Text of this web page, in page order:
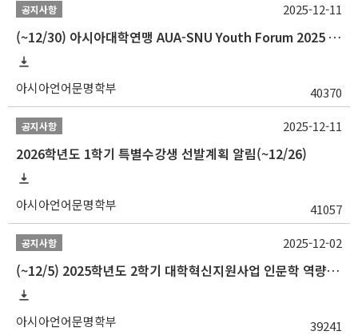
공지사항
(~12/30) 아시아대학연맹 AUA-SNU Youth Forum 2025 참가자 선발 안내
아시아언어문명학부 40370
2025-12-11
공지사항
2026학년도 1학기 특별수강생 선발계획 알림(~12/26)
아시아언어문명학부 41057
2025-12-11
공지사항
(~12/5) 2025학년도 2학기 대학혁신지원사업 인문학 역량강화 국제학술대회 참가 경비 지원 안내(2차)
아시아언어문명학부 39241
2025-12-02